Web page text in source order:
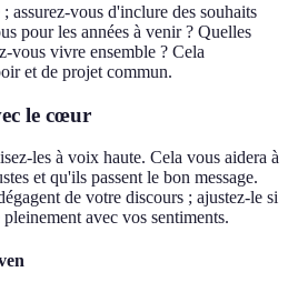
assurez-vous d'inclure des souhaits
pour les années à venir ? Quelles
vous vivre ensemble ? Cela
et de projet commun.
le cœur
les à voix haute. Cela vous aidera à
et qu'ils passent le bon message.
de votre discours ; ajustez-le si
avec vos sentiments.